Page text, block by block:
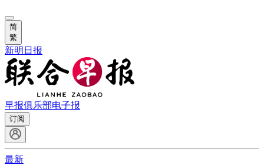
简
繁
新明日报
早报俱乐部电子报
订阅
最新